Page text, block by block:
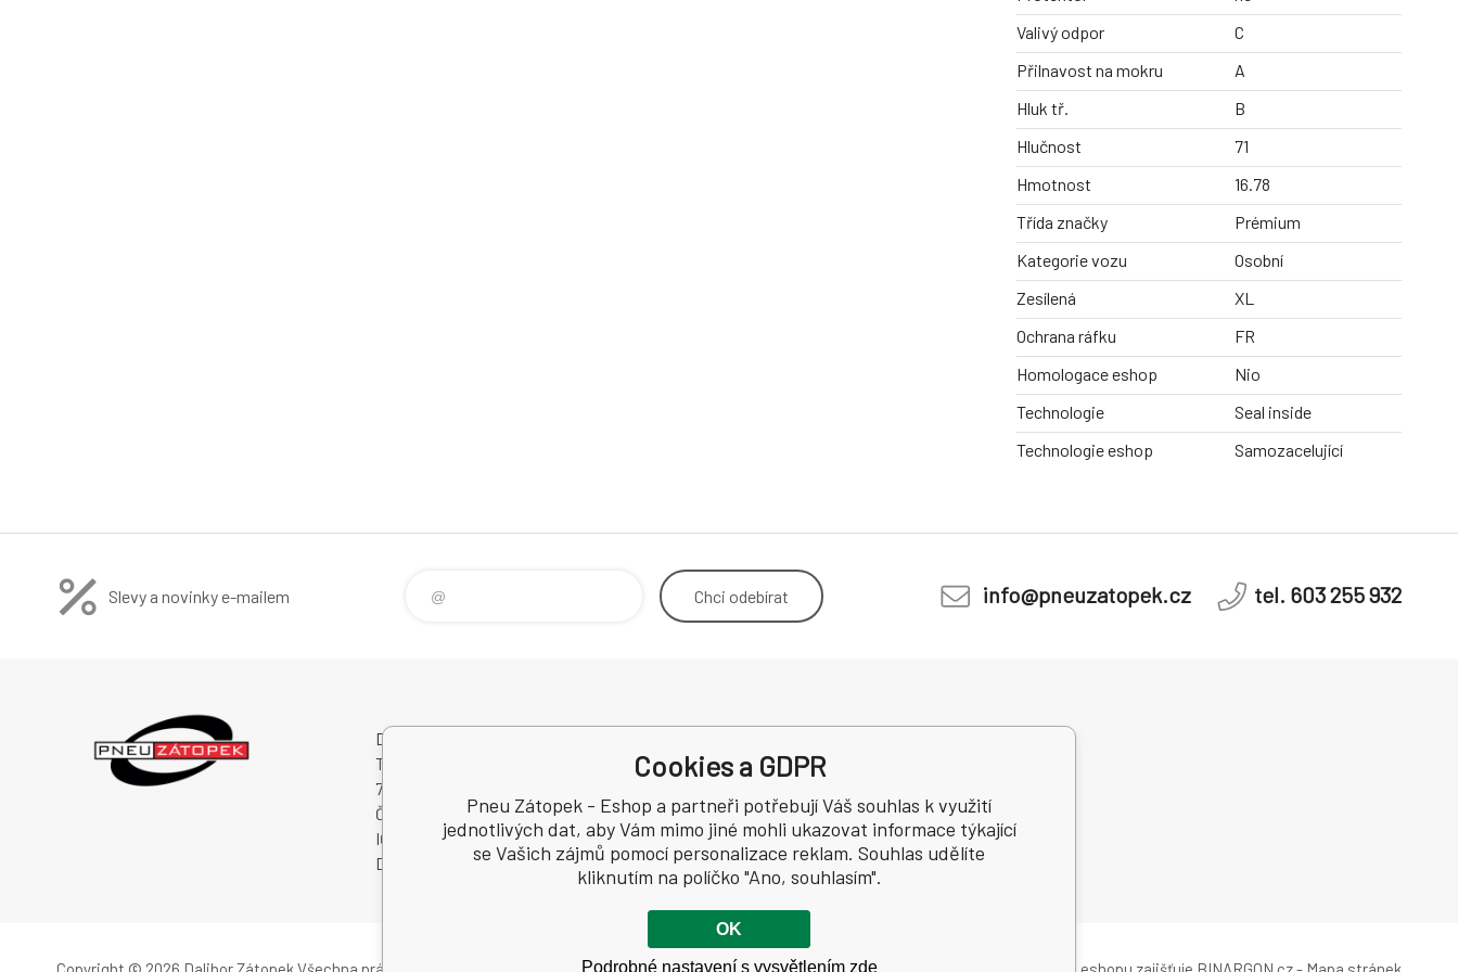
Valivý odpor
C
Přilnavost na mokru
A
Hluk tř.
B
Hlučnost
71
Hmotnost
16.78
Třída značky
Prémium
Kategorie vozu
Osobní
Zesílená
XL
Ochrana ráfku
FR
Homologace eshop
Nio
Technologie
Seal inside
Technologie eshop
Samozacelující
Slevy a novinky e-mailem Chci odebírat info@pneuzatopek.cz tel. 603 255 932
Dalibor Zátopek
Tichá 488
74274 Tichá
Česká Republika
IČO: 63724383
DIČ: CZ7504094994
Reklamace
Cookies a GDPR
Pneu Zátopek - Eshop a partneři potřebují Váš souhlas k využití
jednotlivých dat, aby Vám mimo jiné mohli ukazovat informace týkající
se Vašich zájmů pomocí personalizace reklam. Souhlas udělíte
kliknutím na políčko "Ano, souhlasím".
OK
Podrobné nastavení s vysvětlením zde